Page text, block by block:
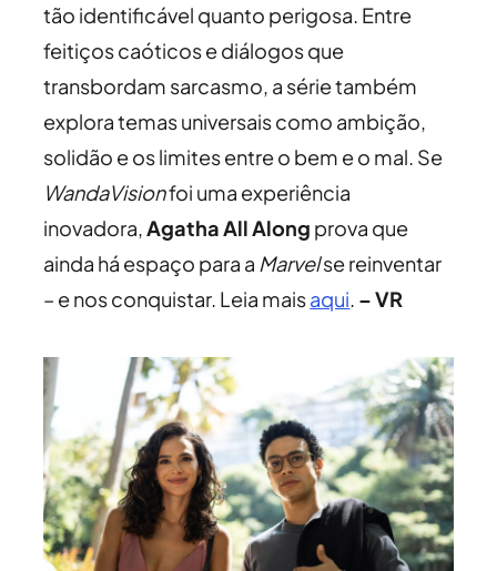
tão identificável quanto perigosa. Entre
feitiços caóticos e diálogos que
transbordam sarcasmo, a série também
explora temas universais como ambição,
solidão e os limites entre o bem e o mal. Se
WandaVisionfoi uma experiência
inovadora,Agatha All Along prova que
ainda há espaço para a Marvelse reinventar
– e nos conquistar. Leia maisaqui. – VR